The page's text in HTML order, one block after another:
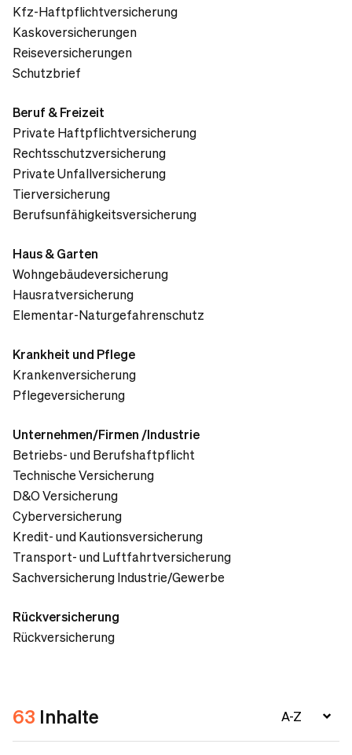
Kfz-Haftpflichtversicherung
Kaskoversicherungen
Reiseversicherungen
Schutzbrief
Beruf & Freizeit
Private Haftpflichtversicherung
Rechtsschutzversicherung
Private Unfallversicherung
Tierversicherung
Berufsunfähigkeitsversicherung
Haus & Garten
Wohngebäudeversicherung
Hausratversicherung
Elementar-Naturgefahrenschutz
Krankheit und Pflege
Krankenversicherung
Pflegeversicherung
Unternehmen/Firmen /Industrie
Betriebs- und Berufshaftpflicht
Technische Versicherung
D&O Versicherung
Cyberversicherung
Kredit- und Kautionsversicherung
Transport- und Luftfahrtversicherung
Sachversicherung Industrie/Gewerbe
Rückversicherung
Rückversicherung
63 Inhalte